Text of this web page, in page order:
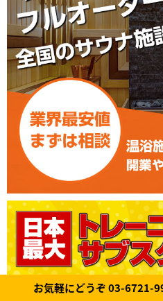
お気軽にどうぞ 03-6721-